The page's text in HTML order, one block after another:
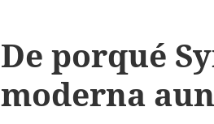
De porqué
moderna